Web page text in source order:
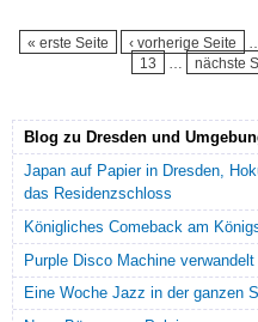
Seiten
« erste Seite ‹ vorherige Seite
13
nächste
Blog zu Dresden und
Japan auf Papier in Dresden,
das Residenzschloss
Königliches Comeback am
Purple Disco Machine
Eine Woche Jazz in der ganzen